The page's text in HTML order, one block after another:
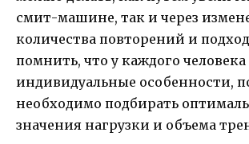
смит-машине, так и через
количества повторений и
помнить, что у каждого человека
индивидуальные особенности,
необходимо подбирать
значения нагрузки и объема